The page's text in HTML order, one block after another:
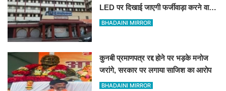
LED पर दिखाई जाएगी फर्जीवाड़ा करने वालों
की तस्वीर
BHADAINI MIRROR
कुनबी प्रमाणपत्र रद्द होने पर भड़के मनोज
जरांगे, सरकार पर लगाया साजिश का आरोप
BHADAINI MIRROR